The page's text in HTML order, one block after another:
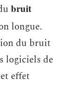
bruit
longue.
du bruit
logiciels de
effet